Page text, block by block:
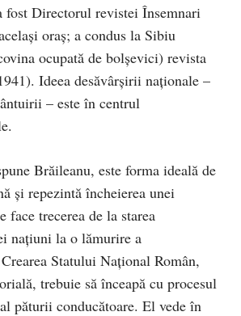
fost Directorul revistei Însemnari
oraș; a condus la Sibiu
ocupată de bolșevici) revista
Ideea desăvârșirii naționale –
– este în centrul
Brăileanu, este forma ideală de
și repezintă încheierea unei
face trecerea de la starea
națiuni la o lămurire a
Statului Național Român,
trebuie să înceapă cu procesul
păturii conducătoare. El vede în